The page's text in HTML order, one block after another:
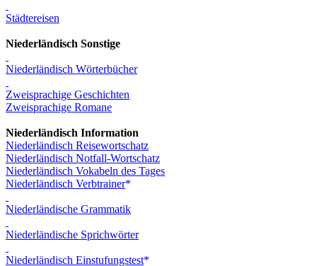
Städtereisen
Niederländisch Sonstige
Niederländisch Wörterbücher
Zweisprachige Geschichten
Zweisprachige Romane
Niederländisch Information
Niederländisch Reisewortschatz
Niederländisch Notfall-Wortschatz
Niederländisch Vokabeln des Tages
Niederländisch Verbtrainer
Niederländische Grammatik
Niederländische Sprichwörter
Niederländisch Einstufungstest